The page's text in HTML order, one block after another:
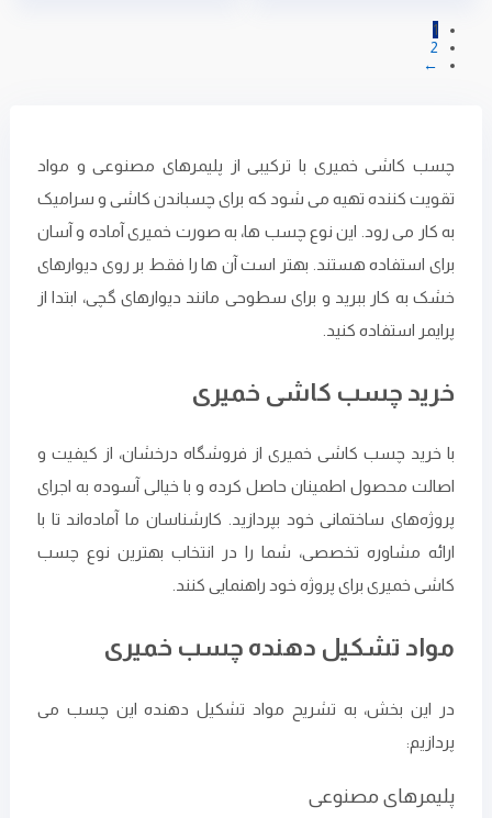
1
2
←
چسب کاشی خمیری با ترکیبی از پلیمرهای مصنوعی و مواد
تقویت ‌کننده تهیه می شود که برای چسباندن کاشی و سرامیک
به کار می ‌رود. این نوع چسب ‌ها، به صورت خمیری آماده و آسان
برای استفاده هستند. بهتر است آن ها را فقط بر روی دیوارهای
خشک به کار ببرید و برای سطوحی مانند دیوارهای گچی، ابتدا از
پرایمر استفاده کنید.
خرید چسب کاشی خمیری
با خرید چسب کاشی خمیری از فروشگاه درخشان، از کیفیت و
اصالت محصول اطمینان حاصل کرده و با خیالی آسوده به اجرای
پروژه‌های ساختمانی خود بپردازید. کارشناسان ما آماده‌اند تا با
ارائه مشاوره تخصصی، شما را در انتخاب بهترین نوع چسب
کاشی خمیری برای پروژه خود راهنمایی کنند.
مواد تشکیل دهنده چسب خمیری
در این بخش، به تشریح مواد تشکیل دهنده این چسب می
پردازیم:
پلیمرهای مصنوعی